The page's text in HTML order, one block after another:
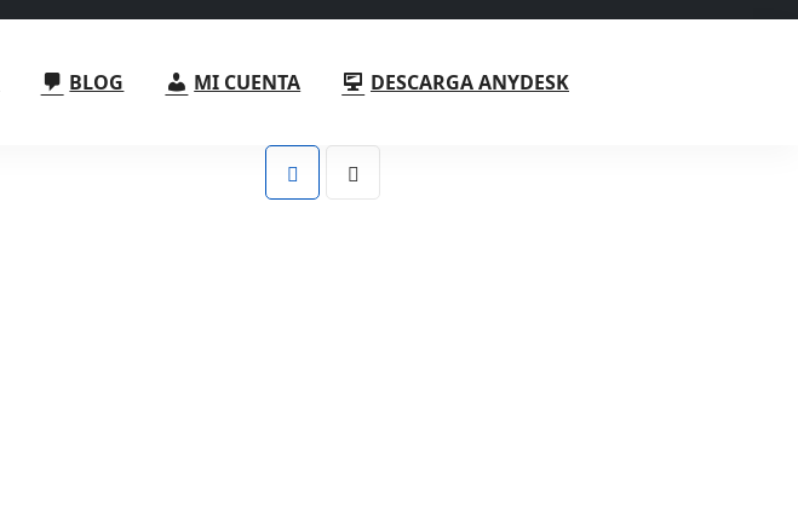
BLOG MI CUENTA DESCARGA ANYDESK